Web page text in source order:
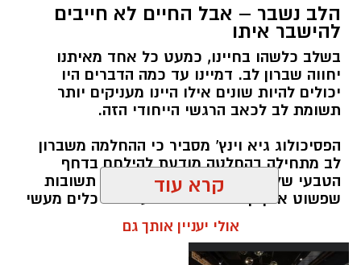
הלב נשבר – אבל החיים לא חייבים
להישבר איתו
בשלב כלשהו בחיינו, כמעט כל אחד מאיתנו
יחווה שברון לב. דמיינו עד כמה הדברים היו
יכולים להיות שונים אילו היינו מעניקים יותר
תשומת לב לכאב הרגשי הייחודי הזה.
הפסיכולוג גיא וינץ' מסביר כי ההחלמה משברון
לב מתחילה בהחלטה מודעת להילחם בדחף
הטבעי שלנו לייפות את העבר ולחפש תשובות
שפשוט אינן קיימות. הוא מציע ארגז כלים מעשי
שיעזור לנו, בהדרגה, להשתחרר מהכאב ולהמשיך
קרא עוד
אולי יעניין אותך גם